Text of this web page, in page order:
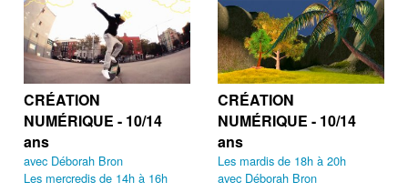
CRÉATION
NUMÉRIQUE - 10/14
ans
avec Déborah Bron
Les mercredis de 14h à 16h
CRÉATION
NUMÉRIQUE - 10/14
ans
Les mardis de 18h à 20h
avec Déborah Bron